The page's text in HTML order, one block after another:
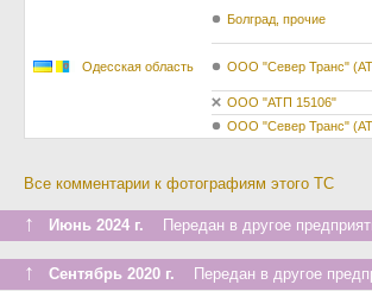
Одесская область
Болград, прочие
ООО "Север Транс"
ООО "АТП 15106"
ООО "Север Транс"
Все комментарии к фотографиям этого ТС
↑ Июнь 2024 г. Передан в другое
↑ Сентябрь 2020 г. Передан в другое